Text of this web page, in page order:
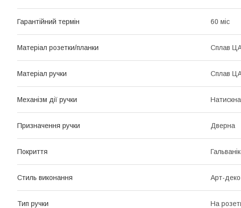
Гарантійний термін 60 міс
Матеріал розетки/планки Сплав
Матеріал ручки Сплав
Механізм дії ручки Натискна
Призначення ручки Дверна
Покриття
Стиль виконання Арт-деко
Тип ручки На